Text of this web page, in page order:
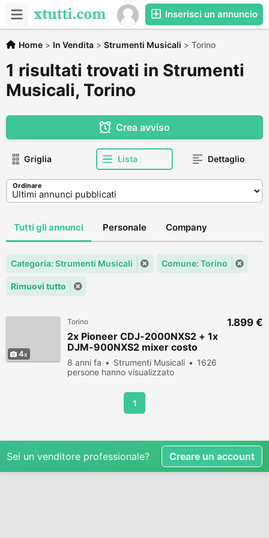
Inserisci un annuncio
Home > In Vendita > Strumenti Musicali > Torino
1 risultati trovati in Strumenti
Musicali, Torino
Crea avviso
Griglia Lista Dettaglio
Ordinare
Tutti gli annunci Personale Company
Categoria: Strumenti Musicali Comune: Torino
Rimuovi tutto
4
Torino
2x Pioneer CDJ-2000NXS2 + 1x
DJM-900NXS2 mixer costo
€1899
8 anni fa Strumenti Musicali
1626
persone hanno visualizzato
1.899 €
1
Sei un venditore professionale? Creare un account